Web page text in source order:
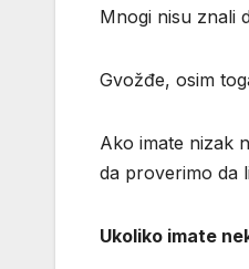
Mnogi nisu znali
Gvožđe, osim
Ako imate nizak
da proverimo da
Ukoliko imate